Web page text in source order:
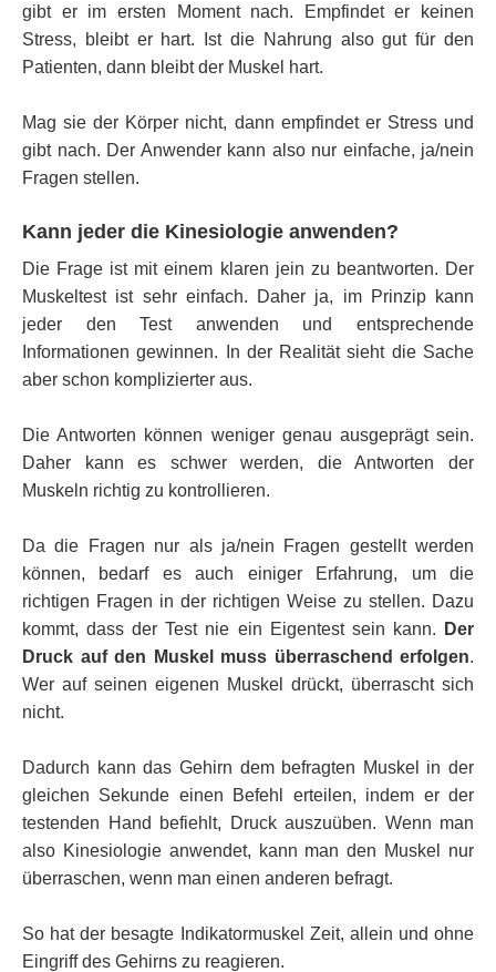
gibt er im ersten Moment nach. Empfindet er keinen
Stress, bleibt er hart. Ist die Nahrung also gut für den
Patienten, dann bleibt der Muskel hart.
Mag sie der Körper nicht, dann empfindet er Stress und
gibt nach. Der Anwender kann also nur einfache, ja/nein
Fragen stellen.
Kann jeder die Kinesiologie anwenden?
Die Frage ist mit einem klaren jein zu beantworten. Der
Muskeltest ist sehr einfach. Daher ja, im Prinzip kann
jeder den Test anwenden und entsprechende
Informationen gewinnen. In der Realität sieht die Sache
aber schon komplizierter aus.
Die Antworten können weniger genau ausgeprägt sein.
Daher kann es schwer werden, die Antworten der
Muskeln richtig zu kontrollieren.
Da die Fragen nur als ja/nein Fragen gestellt werden
können, bedarf es auch einiger Erfahrung, um die
richtigen Fragen in der richtigen Weise zu stellen. Dazu
kommt, dass der Test nie ein Eigentest sein kann.
Der
Druck auf den Muskel muss überraschend erfolgen.
Wer auf seinen eigenen Muskel drückt, überrascht sich
nicht.
Dadurch kann das Gehirn dem befragten Muskel in der
gleichen Sekunde einen Befehl erteilen, indem er der
testenden Hand befiehlt, Druck auszuüben. Wenn man
also Kinesiologie anwendet, kann man den Muskel nur
überraschen, wenn man einen anderen befragt.
So hat der besagte Indikatormuskel Zeit, allein und ohne
Eingriff des Gehirns zu reagieren.